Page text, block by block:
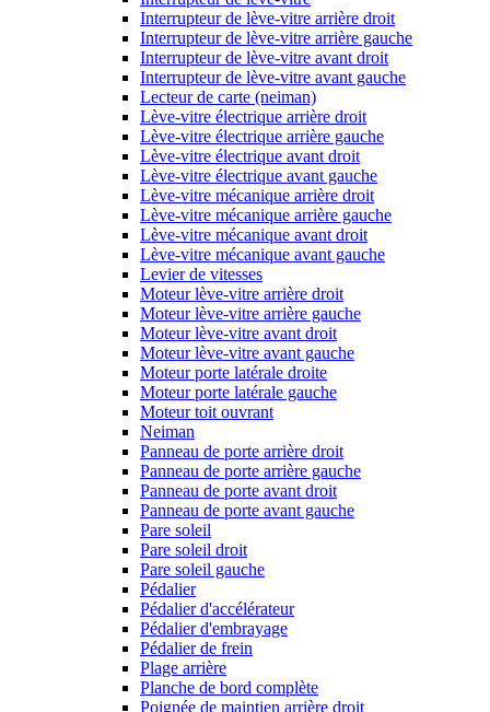
Interrupteur de lève-vitre arrière droit
Interrupteur de lève-vitre arrière gauche
Interrupteur de lève-vitre avant droit
Interrupteur de lève-vitre avant gauche
Lecteur de carte (neiman)
Lève-vitre électrique arrière droit
Lève-vitre électrique arrière gauche
Lève-vitre électrique avant droit
Lève-vitre électrique avant gauche
Lève-vitre mécanique arrière droit
Lève-vitre mécanique arrière gauche
Lève-vitre mécanique avant droit
Lève-vitre mécanique avant gauche
Levier de vitesses
Moteur lève-vitre arrière droit
Moteur lève-vitre arrière gauche
Moteur lève-vitre avant droit
Moteur lève-vitre avant gauche
Moteur porte latérale droite
Moteur porte latérale gauche
Moteur toit ouvrant
Neiman
Panneau de porte arrière droit
Panneau de porte arrière gauche
Panneau de porte avant droit
Panneau de porte avant gauche
Pare soleil
Pare soleil droit
Pare soleil gauche
Pédalier
Pédalier d'accélérateur
Pédalier d'embrayage
Pédalier de frein
Plage arrière
Planche de bord complète
Poignée de maintien arrière droit